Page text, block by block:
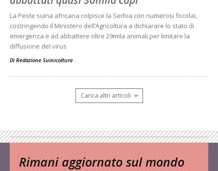
La Peste suina africana colpisce la Serbia con numerosi focolai,
costringendo il Ministero dell’Agricoltura a dichiarare lo stato di
emergenza e ad abbattere oltre 29mila animali per limitare la
diffusione del virus
Di Redazione Suinicoltura -
Carica altri articoli
Rimani aggiornato sul mondo